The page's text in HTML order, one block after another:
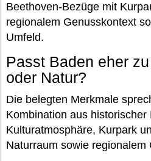
Beethoven-Bezüge mit
regionalem Genusskontext
Umfeld.
Passt Baden eher
oder Natur?
Die belegten Merkmale
Kombination aus historischer
Kulturatmosphäre, Kurpark
Naturraum sowie regionalem